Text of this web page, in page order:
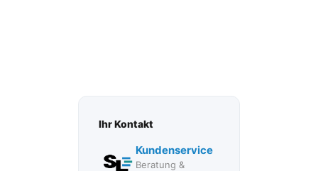
Ihr Kontakt
Kundenservice
Beratung &